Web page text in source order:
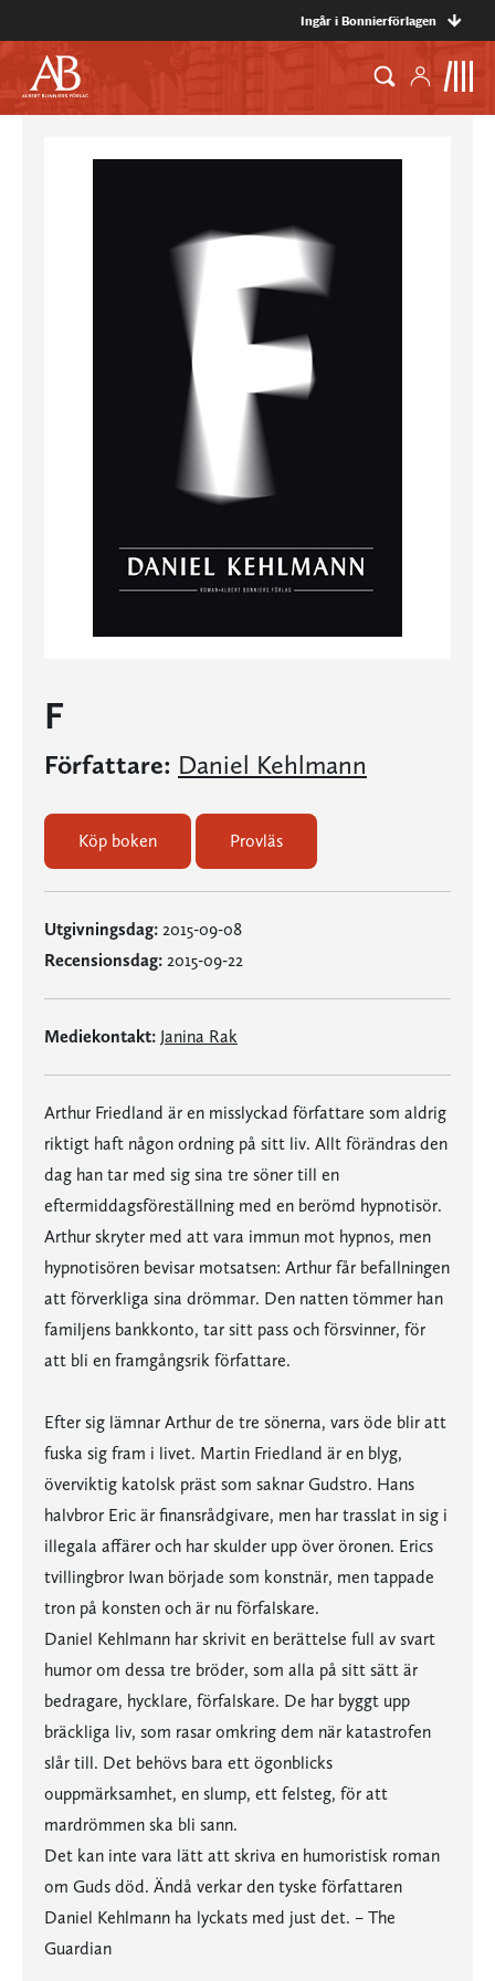
Ingår i Bonnierförlagen
F
Författare: Daniel Kehlmann
Köp boken Provläs
Utgivningsdag: 2015-09-08
Recensionsdag: 2015-09-22
Mediekontakt: Janina Rak
Arthur Friedland är en misslyckad författare som aldrig
riktigt haft någon ordning på sitt liv. Allt förändras den
dag han tar med sig sina tre söner till en
eftermiddagsföreställning med en berömd hypnotisör.
Arthur skryter med att vara immun mot hypnos, men
hypnotisören bevisar motsatsen: Arthur får befallningen
att förverkliga sina drömmar. Den natten tömmer han
familjens bankkonto, tar sitt pass och försvinner, för
att bli en framgångsrik författare.
Efter sig lämnar Arthur de tre sönerna, vars öde blir att
fuska sig fram i livet. Martin Friedland är en blyg,
överviktig katolsk präst som saknar Gudstro. Hans
halvbror Eric är finansrådgivare, men har trasslat in sig i
illegala affärer och har skulder upp över öronen. Erics
tvillingbror Iwan började som konstnär, men tappade
tron på konsten och är nu förfalskare.
Daniel Kehlmann har skrivit en berättelse full av svart
humor om dessa tre bröder, som alla på sitt sätt är
bedragare, hycklare, förfalskare. De har byggt upp
bräckliga liv, som rasar omkring dem när katastrofen
slår till. Det behövs bara ett ögonblicks
ouppmärksamhet, en slump, ett felsteg, för att
mardrömmen ska bli sann.
Det kan inte vara lätt att skriva en humoristisk roman
om Guds död. Ändå verkar den tyske författaren
Daniel Kehlmann ha lyckats med just det. – The
Guardian